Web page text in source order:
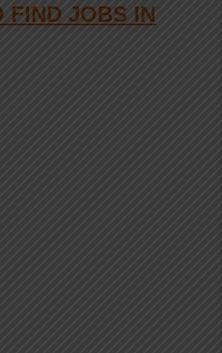
FIND JOBS IN